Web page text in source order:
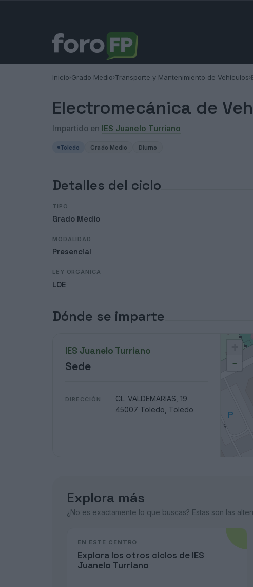
Inicio›Grado Medio›Transporte y Mantenimiento de Vehículos›
Electromecánica de
Impartido en IES Juanelo Turriano
Toledo Grado Medio Diurno
Detalles del ciclo
TIPO
Grado Medio
MODALIDAD
Presencial
LEY ORGÁNICA
LOE
Dónde se imparte
IES Juanelo Turriano
Sede
DIRECCIÓN
CL. VALDEMARIAS, 19
45007 Toledo, Toledo
-
Explora más
¿No es exactamente lo que buscas? Estas son las
EN ESTE CENTRO
Explora los otros ciclos de IES
Juanelo Turriano